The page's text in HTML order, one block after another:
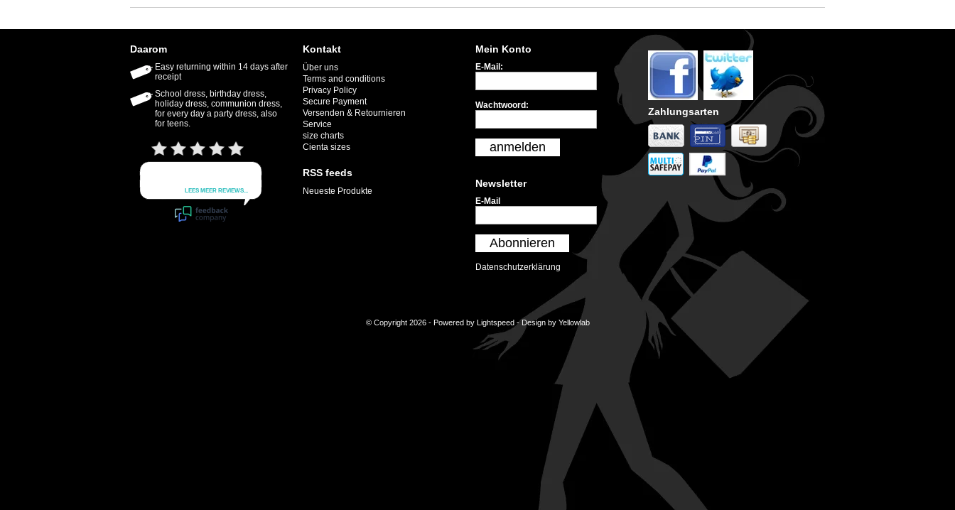
Daarom
Easy returning within 14 days after
receipt
School dress, birthday dress,
holiday dress, communion dress,
for every day a party dress, also
for teens.
Kontakt
Über uns
Terms and conditions
Privacy Policy
Secure Payment
Versenden & Retournieren
Service
size charts
Cienta sizes
RSS feeds
Neueste Produkte
Mein Konto
E-Mail:
Wachtwoord:
anmelden
Newsletter
E-Mail
Abonnieren
Datenschutzerklärung
Zahlungsarten
© Copyright 2026 - Powered by Lightspeed- Design by Yellowlab